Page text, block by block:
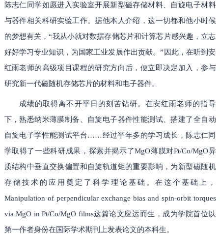
陈志仁同学如愿进入实验室开展新型磁存储材料、自旋电子材料
与器件相关科研实验工作。据他本人介绍，这一切都和他小时候
的梦想有关，“我从小就对数据存储芯片和计算芯片感兴趣，立志
好好学习专业知识，为国家工业发展作出贡献。”因此，在听到安
红雨老师的高级项目课程的研究方向后，便立即决定加入，参与
研究新一代磁随机存储芯片的材料和电子器件。
成绩的取得离不开平日的刻苦钻研。在安红雨老师的指导
下，熟悉纳米薄膜制备、自旋电子器件性能测试、搭建了全自动
自旋电子学性能测试平台……经过半年多的学习成长，陈志仁同
学取得了一些科研成果，探索并揭示了MgO薄膜对Pt/Co/MgO异
质结构中垂直交换偏置和自旋轨道矩的重要影响，为新型磁随机
存储技术的应用奠定了科学理论基础。在这个基础上，
Manipulation of perpendicular exchange bias and spin-orbit torques
via MgO in Pt/Co/MgO films这篇论文应运而生，成为学院首位以
第一作者身份在国际学术期刊上发表论文的本科生。